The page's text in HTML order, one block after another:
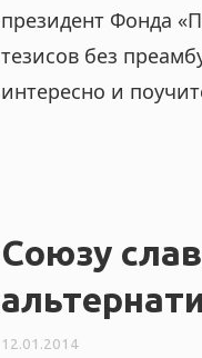
президент Фонда
тезисов без
интересно и
Союзу
12.01.2014